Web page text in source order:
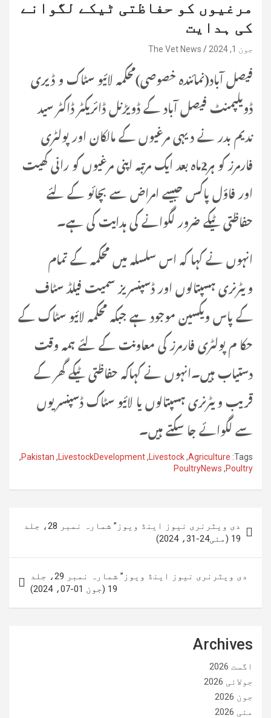
مرغیوں کو حفاظتی ٹیکے لگوانے
کی ہدایت
جون 1, 2024 The Vet News
فیصل آباد(نمائندہ خصوصی)محکمہ لائیو سٹاک و ڈیری
ڈویلپمنٹ فیصل آباد کے ڈویڑنل ڈائریکٹر ڈاکٹر سید
ندیم بدر نے دیہی مرغیوں کے مالکان اور پولٹری
فارمرز کو ہر2ماہ بعد ایک مرتبہ اپنی مرغیوں کو رانی کھیت
اور فاؤل پاکس جیسے امراض سے بچائو کے لئے
حفاظتی ٹیکے ضرور لگوانے کی ہدایت کی ہے۔
انہوں نے کہا کہ اس سلسلہ میں محکمہ کے تمام
ویٹرنری ہسپتالوں اور ڈسپنسریز سمیت فیلڈ سٹاف
کے پاس ویکسین موجود ہے جبکہ محکمہ لائیو سٹاک کے
حکا م پولٹری فارمرز کی معاونت کے لئے ہمہ وقت
دستیاب ہیں۔انہوں نے کہاکہ حفاظتی ٹیکے گھر کے
قریب ویٹرنری ہسپتالوں یا لائیو سٹاک ڈسپنسریوں
سے لگوائے جا سکتے ہیں۔
Tags:
Agriculture
,
Livestock
,
LivestockDevelopment
,
Pakistan
,
Poultry
,
PoultryNews
کی
نیویگیشن
دی ویٹرنری نیوز اینڈ ویوز” شمارہ نمبر 28، جلد
19 (مئی24-31، 2024)
دی ویٹرنری نیوز اینڈ ویوز” شمارہ نمبر 29، جلد
19 (جون 01-07، 2024)
Archives
اگست 2026
جولائی 2026
جون 2026
مئی 2026